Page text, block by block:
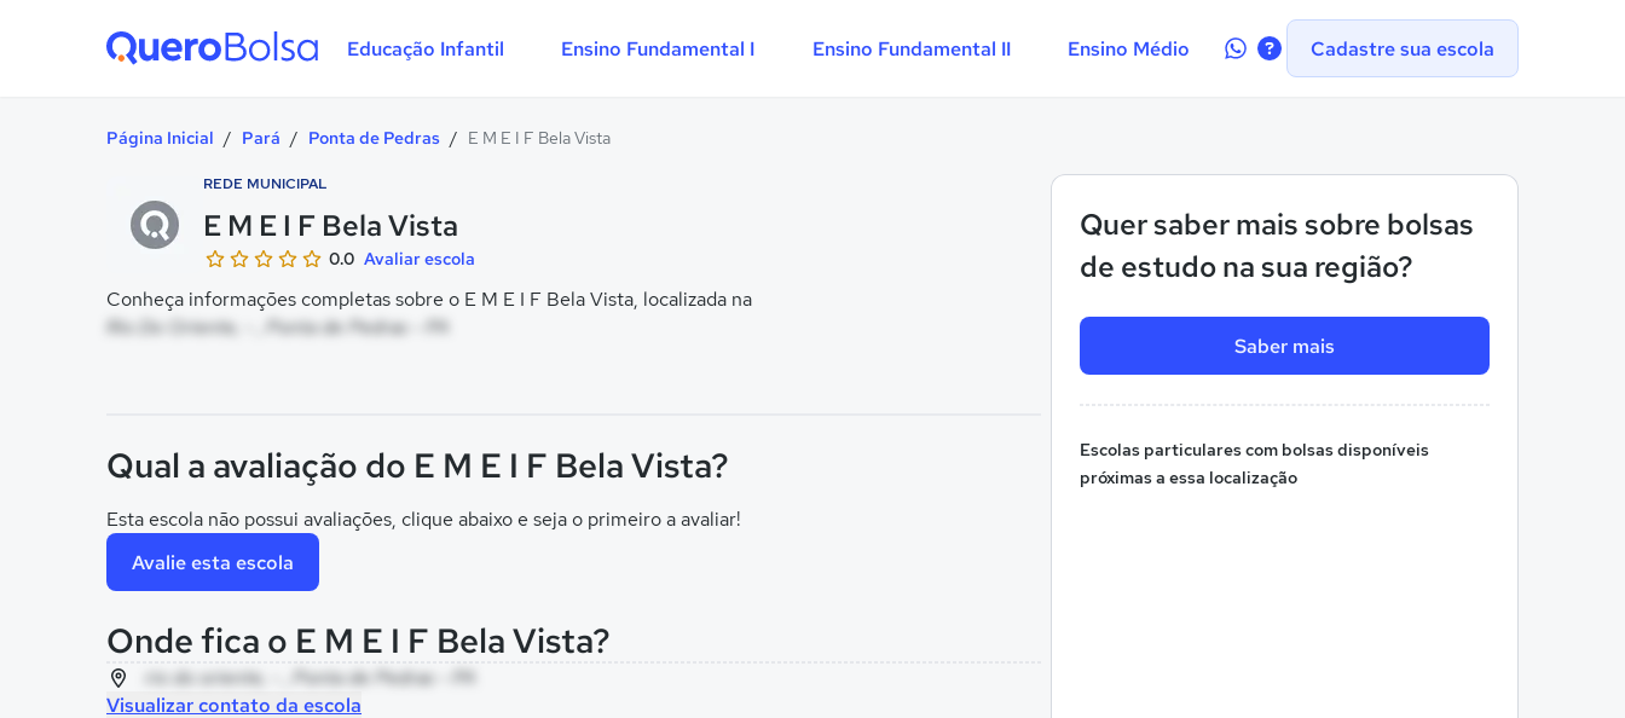
Educação Infantil Ensino Fundamental I Ensino Fundamental II Ensino Médio
Contate-Cadastre sua escola
Página Inicial / Pará / Ponta de Pedras / E M E I F Bela Vista
REDE MUNICIPAL
E M E I F Bela Vista
0.0 Avaliar escola
Conheça informações completas sobre o E M E I F Bela Vista, localizada na
Rio Do Oriente, - , Ponta de Pedras - PA
Quer saber mais sobre bolsas
de estudo na sua região?
Saber mais
Escolas particulares com bolsas disponíveis
próximas a essa localização
Qual a avaliação do E M E I F Bela Vista?
Esta escola não possui avaliações, clique abaixo e seja o primeiro a avaliar!
Avalie esta escola
Onde fica o E M E I F Bela Vista?
rio do oriente, - , Ponta de Pedras - PA
Visualizar contato da escola